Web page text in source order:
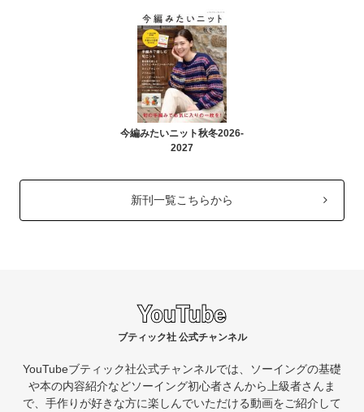
今編みたいニット秋冬2026-
2027
新刊一覧こちらから
ブティック社 公式チャンネル
YouTubeブティック社公式チャンネルでは、ソーイングの基礎
や本の内容紹介などソーイング初心者さんから上級者さんま
で、手作りが好きな方に楽しんでいただける動画をご紹介して